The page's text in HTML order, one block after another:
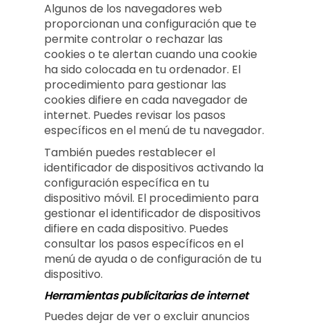
Algunos de los navegadores web
proporcionan una configuración que te
permite controlar o rechazar las
cookies o te alertan cuando una cookie
ha sido colocada en tu ordenador. El
procedimiento para gestionar las
cookies difiere en cada navegador de
internet. Puedes revisar los pasos
específicos en el menú de tu navegador.
También puedes restablecer el
identificador de dispositivos activando la
configuración específica en tu
dispositivo móvil. El procedimiento para
gestionar el identificador de dispositivos
difiere en cada dispositivo. Puedes
consultar los pasos específicos en el
menú de ayuda o de configuración de tu
dispositivo.
Herramientas publicitarias de internet
Puedes dejar de ver o excluir anuncios